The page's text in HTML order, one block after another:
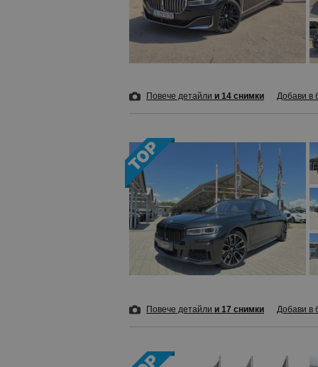
Повече детайли и 14 снимки Добави в
Повече детайли и 17 снимки Добави в